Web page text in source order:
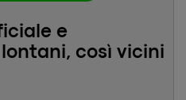
e
così vicini